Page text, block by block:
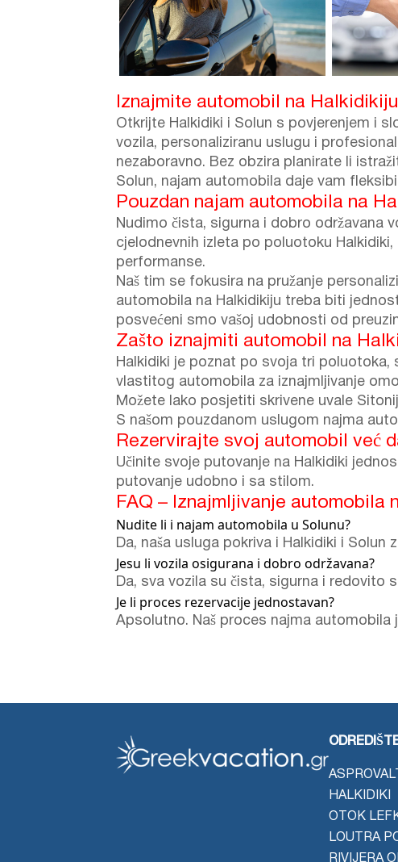
Iznajmite automobil na
Otkrijte Halkidiki i Solun s povjerenjem i
vozila, personaliziranu uslugu i
nezaboravno. Bez obzira planirate li
Solun, najam automobila daje vam
Pouzdan najam automobila na
Nudimo čista, sigurna i dobro održavana
cjelodnevnih izleta po poluotoku
performanse.
Naš tim se fokusira na pružanje
automobila na Halkidikiju treba biti
posvećeni smo vašoj udobnosti od
Zašto iznajmiti automobil na
Halkidiki je poznat po svoja tri poluotoka,
vlastitog automobila za iznajmljivanje
Možete lako posjetiti skrivene uvale
S našom pouzdanom uslugom najma
Rezervirajte svoj automobil već
Učinite svoje putovanje na Halkidiki
putovanje udobno i sa stilom.
FAQ – Iznajmljivanje automobila
Nudite li i najam automobila u Solunu?
Da, naša usluga pokriva i Halkidiki i Solun
Jesu li vozila osigurana i dobro održavana?
Da, sva vozila su čista, sigurna i redovito
Je li proces rezervacije jednostavan?
Apsolutno. Naš proces najma automobila
HALKIDIKI
OTOK
LOUTRA
RIVIJERA